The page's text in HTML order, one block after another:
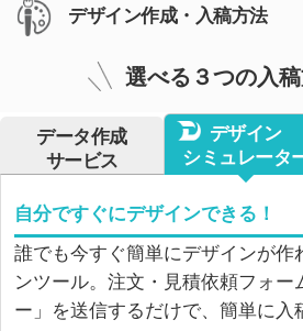
デザイン作成・入稿方法
選べる３つの入稿
データ作成
サービス
デザイン
シミュレータ
自分ですぐにデザインできる！
誰でも今すぐ簡単にデザインが作
ンツール。注文・見積依頼フォー
ー」を送信するだけで、簡単に入